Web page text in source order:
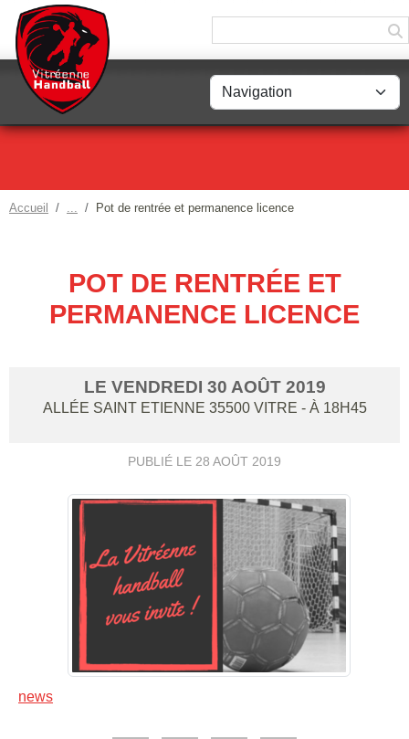
Accueil Pot de rentrée et permanence licence
POT DE RENTRÉE ET
PERMANENCE LICENCE
LE VENDREDI 30 AOÛT 2019
ALLÉE SAINT ETIENNE 35500 VITRE - À 18H45
PUBLIÉ LE 28 AOÛT 2019
news
Panneau de gestion des cookies